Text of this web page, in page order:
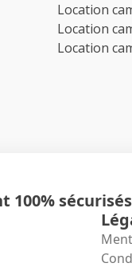
Location
Location
Location
100% sécurisés